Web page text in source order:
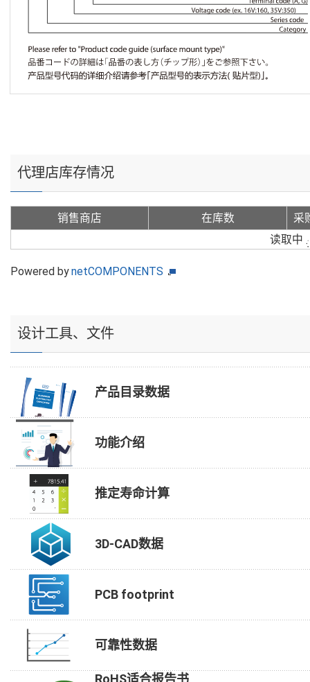
代理店库存情况
销售商店 在库数
采
读取中
Powered bynetCOMPONENTS
设计工具、文件
产品目录数据
功能介绍
推定寿命计算
3D-CAD数据
PCB footprint
可靠性数据
RoHS适合报告书